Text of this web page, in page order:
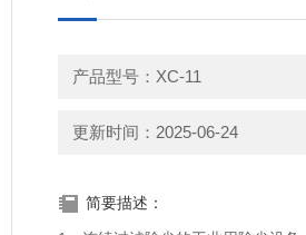
产品型号：XC-11
更新时间：2025-06-24
简要描述：